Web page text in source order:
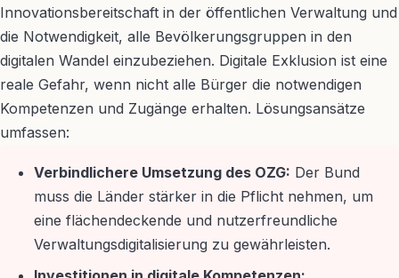
Innovationsbereitschaft in der öffentlichen Verwaltung und
die Notwendigkeit, alle Bevölkerungsgruppen in den
digitalen Wandel einzubeziehen. Digitale Exklusion ist eine
reale Gefahr, wenn nicht alle Bürger die notwendigen
Kompetenzen und Zugänge erhalten. Lösungsansätze
umfassen:
Verbindlichere Umsetzung des OZG: Der Bund
muss die Länder stärker in die Pflicht nehmen, um
eine flächendeckende und nutzerfreundliche
Verwaltungsdigitalisierung zu gewährleisten.